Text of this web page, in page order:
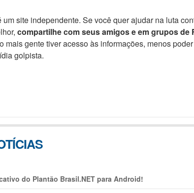
um site independente. Se você quer ajudar na luta
compartilhe com seus amigos e em grupos de
mais gente tiver acesso às informações, menos
golpista.
do Plantão Brasil.NET para Android!